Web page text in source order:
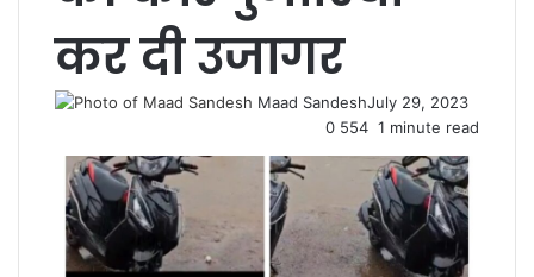
कर दी उजागर
Maad SandeshJuly 29, 2023
0 554 1 minute read